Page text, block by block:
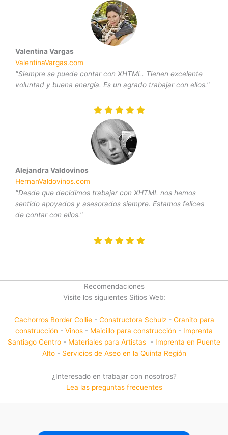
Valentina Vargas
ValentinaVargas.com
"Siempre se puede contar con XHTML. Tienen excelente
voluntad y buena energía. Es un agrado trabajar con ellos."
Alejandra Valdovinos
HernanValdovinos.com
"Desde que decidimos trabajar con XHTML nos hemos
sentido apoyados y asesorados siempre. Estamos felices
de contar con ellos."
Recomendaciones
Visite los siguientes Sitios Web:
Cachorros Border Collie- Constructora Schulz- Granito para
construcción - Vinos - Maicillo para construcción - Imprenta
Santiago Centro - Materiales para Artistas - Imprenta en Puente
Alto- Servicios de Aseo en la Quinta Región
¿Interesado en trabajar con nosotros?
Lea las preguntas frecuentes